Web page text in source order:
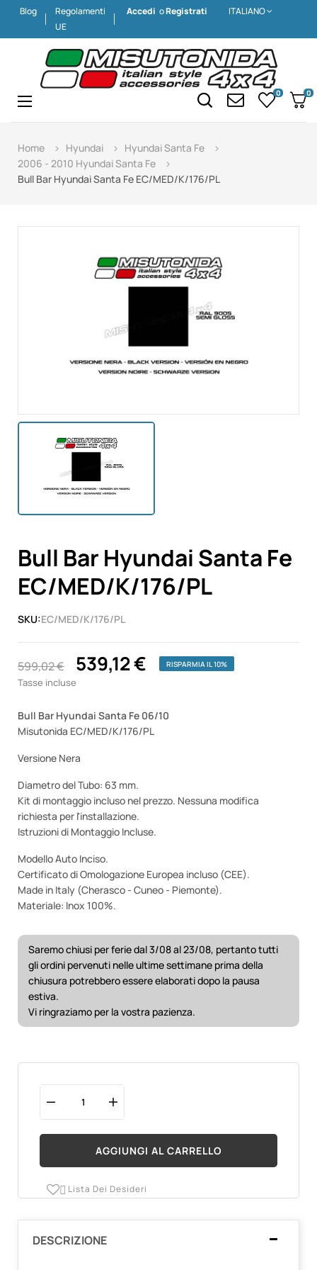
ITALIANO
Blog
Regolamenti
UE
Accedi oRegistrati
Navigazione
☰ 0 0
Home Hyundai
Hyundai Santa Fe
2006 - 2010 Hyundai Santa Fe
Bull Bar Hyundai Santa Fe EC/MED/K/176/PL
Bull Bar Hyundai Santa Fe
EC/MED/K/176/PL
SKU:EC/MED/K/176/PL
599,02 € 539,12 € RISPARMIA IL 10%
Tasse incluse
Bull Bar Hyundai Santa Fe 06/10
Misutonida EC/MED/K/176/PL
Versione Nera
Diametro del Tubo: 63 mm.
Kit di montaggio incluso nel prezzo. Nessuna modifica
richiesta per l'installazione.
Istruzioni di Montaggio Incluse.
Modello Auto Inciso.
Certificato di Omologazione Europea incluso (CEE).
Made in Italy (Cherasco - Cuneo - Piemonte).
Materiale: Inox 100%.
Saremo chiusi per ferie dal 3/08 al 23/08, pertanto tutti
gli ordini pervenuti nelle ultime settimane prima della
chiusura potrebbero essere elaborati dopo la pausa
estiva.
Vi ringraziamo per la vostra pazienza.
AGGIUNGI AL CARRELLO
 Lista Dei Desideri
DESCRIZIONE